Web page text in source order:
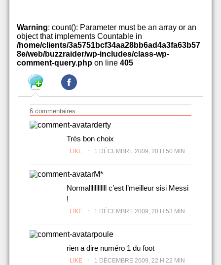
Warning: count(): Parameter must be an array or an
object that implements Countable in
/home/clients/3a5751bcf34aa28bb6ad4a3fa63b57
8e/web/buzzraider/wp-includes/class-wp-
comment-query.php on line 405
6 commentaires
derty
Très bon choix
LIKE . 1 DÉCEMBRE 2009, 20 H 50 MIN
M*
Normallllllllllll c’est l’meilleur sisi Messi
!
LIKE . 1 DÉCEMBRE 2009, 20 H 53 MIN
poule
rien a dire numéro 1 du foot
LIKE . 1 DÉCEMBRE 2009, 22 H 22 MIN